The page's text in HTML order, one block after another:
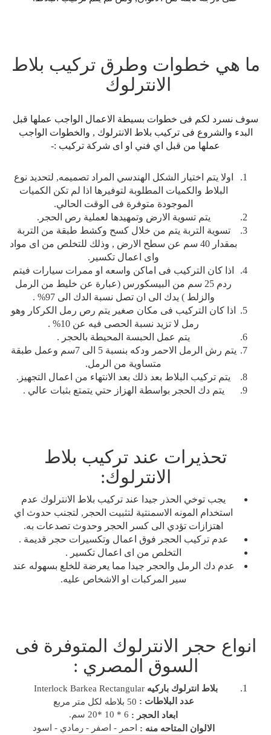
ما هي خطوات وطرق تركيب بلاط
الانترلوك
سوف نسرد لكم فى خطوات بسيطة الاعمال الواجب عملها قبل
البدء والشروع فى تركيب بلاط الانترلوك , والخطوات الواجب
عملها من قبل اي فني او اى شركة تركيب :-
اولا يتم اختيار الشكل الهندسي المراد تصميمه, لتحديد نوع
البلاط والكميات المطلوبة لتوفيرها اذا لم تكن الكميات
الموجودة متوفرة فى الوقت الحالي.
يتم تسوية الارض وتمهيدها لعملية رص الحجر.
تسوية التربة يتم من خلال كسح وكشط طبقة من التربة
بمقدار 40 سم عن سطح الارض , وذلك للتخلص من اى مواد
واى اعمال تكسير.
اذا كان التركيب فى اماكن واسعه او ممرات سيارات فيتم
ردم 25 سم من البيسكورس (عبارة عن خليط من الرمل
والزلط ) يدك الى ان تصل نسبة الدك الى 97% .
اذا كان التركيب فى مكان صغير يتم رص رمل الكركار وهو
رمل لا تزيد نسبة الحصى فيه عن 10% .
يتم عمل الحبسة المحيطة بالحجر .
يتم رش الرمل الاحمر ودكه بنسبة 5 الى 7سم وعمل طبقة
متساوية من الرمل.
يتم تركيب البلاط بعد ذلك بعد الانتهاء من اعمال التجهيز.
يتم دك الحجر بواسطة الهزاز حتي يتمتع بثبات عالي .
تحذيرات عند تركيب بلاط
الانترلوك:
يجب توخي الحذر جيدا عند تركيب بلاط الانترلوك عدم
استخدام المونه الاسمنتية لتثبيت الحجر, لتجنب حدوث اي
اهتزازات تؤدي الى كسر الحجر وحدوث تصدعات به.
عدم تركيب الحجر فوق اعمال وتكسيرات حجر قديمة .
التخلص من اى اعمال تكسير .
عدم دك الرمل والحجر جيدا مما يعرضة للخلع بسهوله عند
سير المركبات او الاشخاص عليه.
انواع حجر الانترلوك المتوفرة فى
السوق المصري :
بلاط انترلوك باركيه
عدد البلاطات :
ابعاد الحجر : 6 * 10 *20 سم.
الالوان المتاحه منه : احمر - اصفر - رمادي - اسود